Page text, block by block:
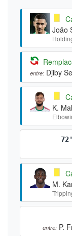
João
entre: Djiby
K.
72'
M.
entre: P.